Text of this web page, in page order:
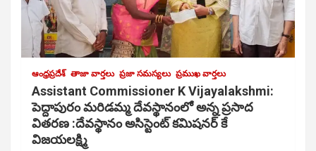
ఆంధ్రప్రదేశ్ తాజా వార్తలు ప్రజా సమస్యలు ప్రముఖ వార్తలు
Assistant Commissioner K Vijayalakshmi:
పెద్దాపురం మరిడమ్మ దేవస్థానంలో అన్న ప్రసాద
వితరణ :దేవస్థానం అసిస్టెంట్ కమిషనర్ కే
విజయలక్ష్మి